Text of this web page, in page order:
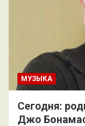
МУЗЫКА
Сегодня:
Джо